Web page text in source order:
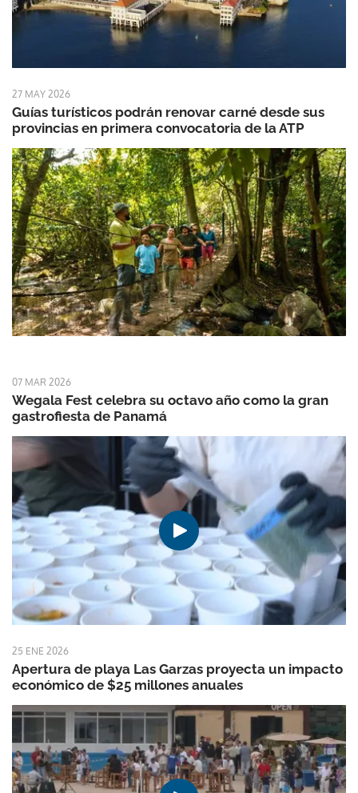
27 MAY 2026
Guías turísticos podrán renovar carné desde sus
provincias en primera convocatoria de la ATP
07 MAR 2026
Wegala Fest celebra su octavo año como la gran
gastrofiesta de Panamá
25 ENE 2026
Apertura de playa Las Garzas proyecta un impacto
económico de $25 millones anuales